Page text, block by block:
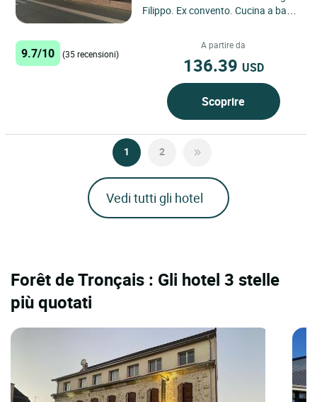
Filippo. Ex convento. Cucina a base
9.7/10 (35 recensioni)
A partire da
136.39 USD
Scoprire
1 2
Vedi tutti gli hotel
Forêt de Tronçais : Gli hotel 3 stelle
più quotati